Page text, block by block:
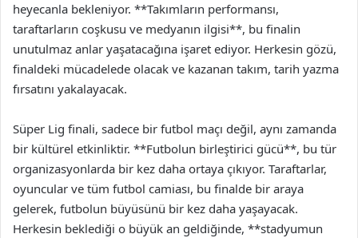
heyecanla bekleniyor. **Takımların performansı,
taraftarların coşkusu ve medyanın ilgisi**, bu finalin
unutulmaz anlar yaşatacağına işaret ediyor. Herkesin gözü,
finaldeki mücadelede olacak ve kazanan takım, tarih yazma
fırsatını yakalayacak.
Süper Lig finali, sadece bir futbol maçı değil, aynı zamanda
bir kültürel etkinliktir. **Futbolun birleştirici gücü**, bu tür
organizasyonlarda bir kez daha ortaya çıkıyor. Taraftarlar,
oyuncular ve tüm futbol camiası, bu finalde bir araya
gelerek, futbolun büyüsünü bir kez daha yaşayacak.
Herkesin beklediği o büyük an geldiğinde, **stadyumun